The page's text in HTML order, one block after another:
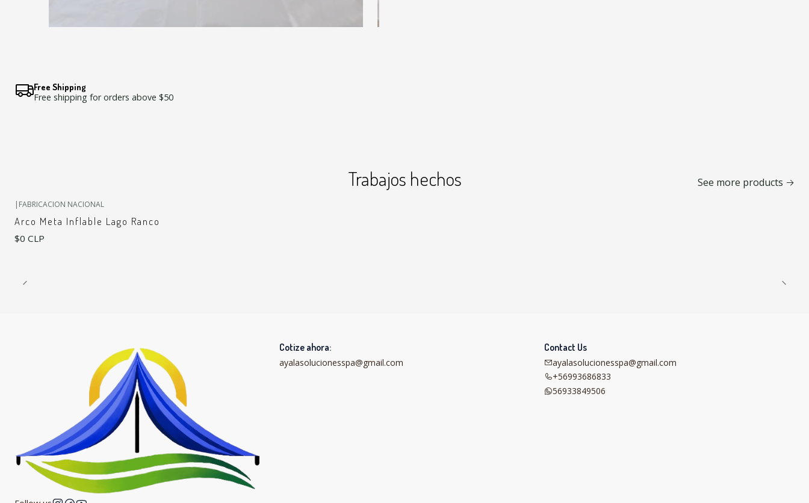
Free Shipping
Free shipping for orders above $50
Trabajos hechos See more products
FABRICACION NACIONAL
Arco Meta Inflable Lago Ranco
$0 CLP
Cotize ahora:
ayalasolucionesspa@gmail.com
Contact Us
ayalasolucionesspa@gmail.com
+56993686833
56933849506